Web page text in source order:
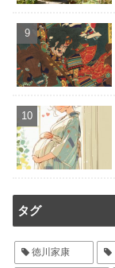
タグ
徳川家康